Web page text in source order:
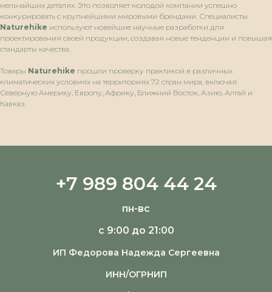
мельчайших деталях. Это позволяет молодой компании успешно
конкурировать с крупнейшими мировыми брендами. Специалисты
Naturehike используют новейшие научные разработки для
проектирования своей продукции, создавая новые тенденции и повышая
стандарты качества.
Товары Naturehike прошли проверку практикой в различных
климатических условиях на территориях 72 стран мира, включая
Северную Америку, Европу, Африку, Ближний Восток, Азию, Алтай и
Кавказ.
+7 989 804 44 24
пн-вс
с 9:00 до 21:00
ИП Федорова Надежда Сергеевна
ИНН/ОГРНИП